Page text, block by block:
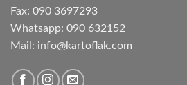
Fax: 090 3697293‬
Whatsapp: 090 632152
Mail: info@kartoflak.com